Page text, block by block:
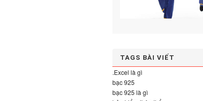
TAGS BÀI VIẾT
.Excel là gì
bạc 925
bạc 925 là gì